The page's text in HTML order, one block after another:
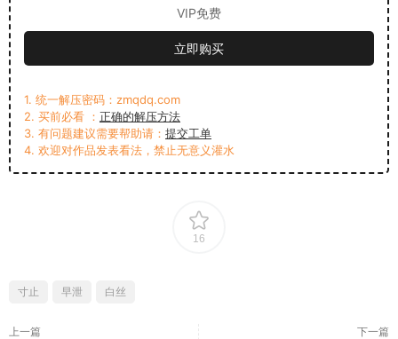
VIP免费
立即购买
1. 统一解压密码：zmqdq.com
2. 买前必看 ： 正确的解压方法
3. 有问题建议需要帮助请： 提交工单
4. 欢迎对作品发表看法，禁止无意义灌水
16
寸止 早泄 白丝
上一篇 下一篇